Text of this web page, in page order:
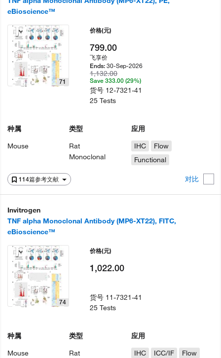
eBioscience™
114篇参考文献 对比
71
种属
Mouse
类型
Rat
Monoclonal
应用
IHC
Flow
Functional
价格(元)
799.00
飞享价
Ends:30-Sep-2026
1,132.00
Save 333.00 (29%)
货号 12-7321-41
25 Tests
Invitrogen
TNF alpha Monoclonal Antibody (MP6-XT22), FITC,
eBioscience™
74
种属
Mouse
类型
Rat
应用
IHC
ICC/IF
Flow
价格(元)
1,022.00
货号 11-7321-41
25 Tests